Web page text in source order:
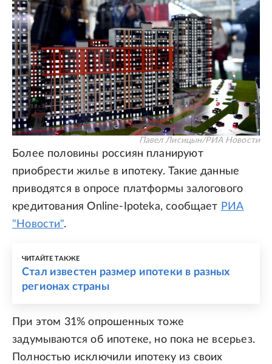
Павел Лисицын/РИА Новости
Более половины россиян планируют
приобрести жилье в ипотеку. Такие данные
приводятся в опросе платформы залогового
кредитования Online-Ipoteka, сообщает РИА
"Новости".
ЧИТАЙТЕ ТАКЖЕ
Стал известен размер ипотеки в разных
регионах страны
При этом 31% опрошенных тоже
задумываются об ипотеке, но пока не всерьез.
Полностью исключили ипотеку из своих